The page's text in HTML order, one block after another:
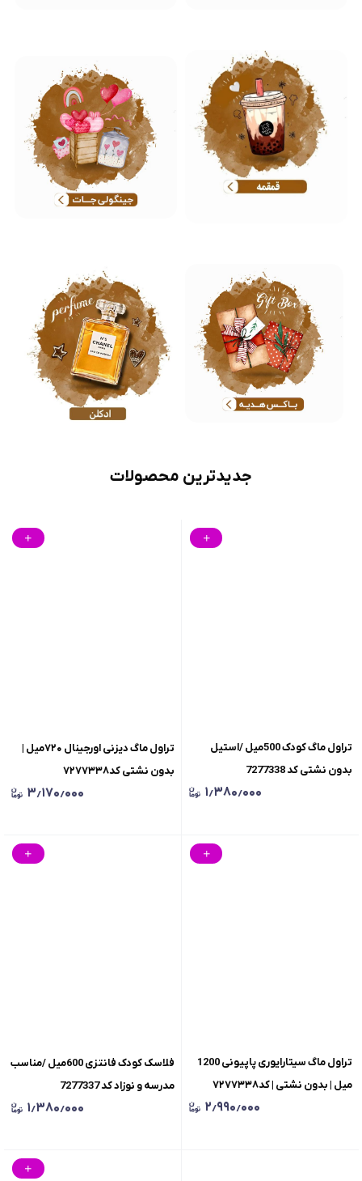
جدیدترین محصولات
تراول ماگ کودک 500میل /استیل
بدون نشتی کد 7277338
۱٫۳۸۰٫۰۰۰
تراول ماگ دیزنی اورجینال ۷۲۰میل |
بدون نشتی کد۷۲۷۷۳۳۸
۳٫۱۷۰٫۰۰۰
تراول ماگ سیتارایوری پاپیونی 1200
میل | بدون نشتی | کد۷۲۷۷۳۳۸
۲٫۹۹۰٫۰۰۰
فلاسک کودک فانتزی 600میل /مناسب
مدرسه و نوزاد کد 7277337
۱٫۳۸۰٫۰۰۰